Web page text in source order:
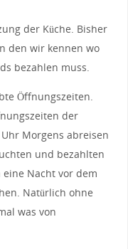
der Küche. Bisher
den wir kennen wo
bezahlen muss.
Öffnungszeiten.
der
Morgens abreisen
und bezahlten
Nacht vor dem
Natürlich ohne
was von